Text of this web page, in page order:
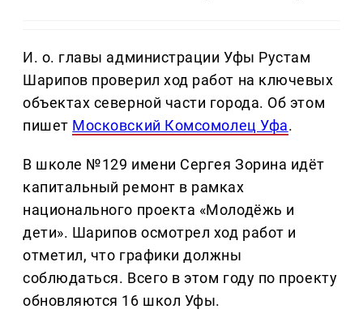
И. о. главы администрации Уфы Рустам
Шарипов проверил ход работ на ключевых
объектах северной части города. Об этом
пишет Московский Комсомолец Уфа.
В школе №129 имени Сергея Зорина идёт
капитальный ремонт в рамках
национального проекта «Молодёжь и
дети». Шарипов осмотрел ход работ и
отметил, что графики должны
соблюдаться. Всего в этом году по проекту
обновляются 16 школ Уфы.